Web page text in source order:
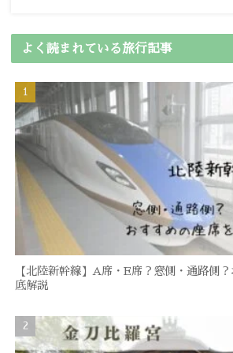
よく読まれている旅行記事
【北陸新幹線】A席・E席？窓側・通路側
底解説